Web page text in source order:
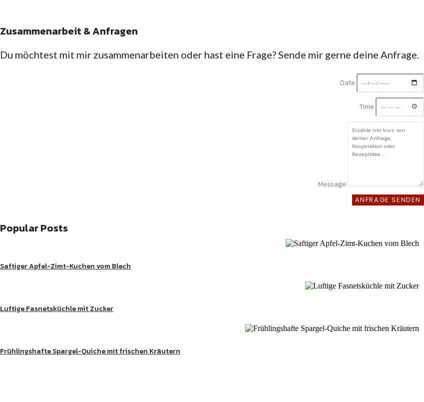
Zusammenarbeit & Anfragen
Du möchtest mit mir zusammenarbeiten oder hast eine Frage? Sende mir gerne deine Anfrage.
Date
Time
Message
ANFRAGE SENDEN
Popular Posts
Saftiger Apfel-Zimt-Kuchen vom Blech
Luftige Fasnetsküchle mit Zucker
Frühlingshafte Spargel-Quiche mit frischen Kräutern